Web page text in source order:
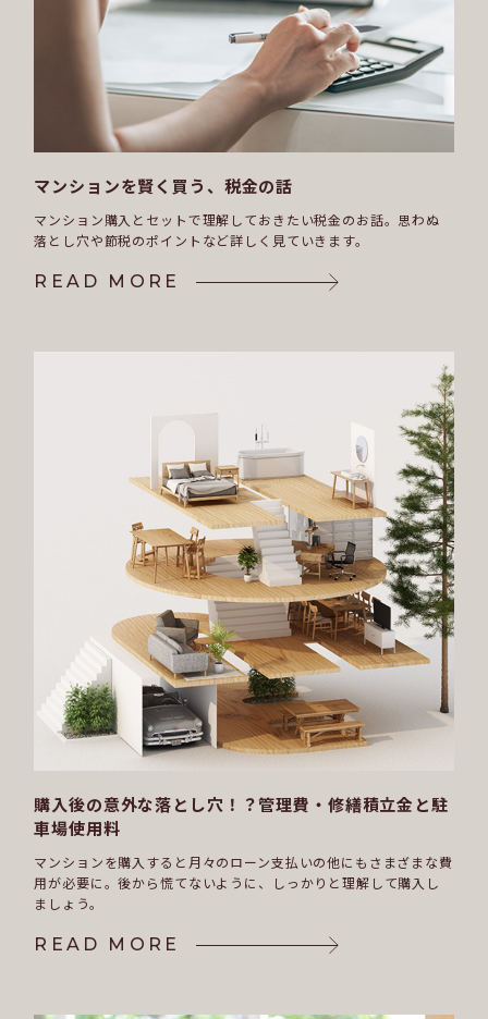
マンションを賢く買う、税金の話
マンション購入とセットで理解しておきたい税金のお話。 思わぬ
落とし穴や節税のポイントなど詳しく見ていきます。
READ MORE
購入後の意外な落とし穴！？管理費・修繕積立金と駐
車場使用料
マンションを購入すると月々のローン支払いの他にもさまざまな費
用が必要に。後から慌てないように、しっかりと理解して購入し
ましょう。
READ MORE